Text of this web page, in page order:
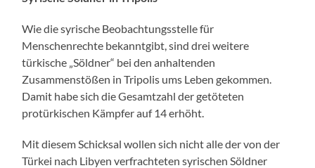
Wie die syrische Beobachtungsstelle für
Menschenrechte bekanntgibt, sind drei weitere
türkische „Söldner“ bei den anhaltenden
Zusammenstößen in Tripolis ums Leben gekommen.
Damit habe sich die Gesamtzahl der getöteten
protürkischen Kämpfer auf 14 erhöht.
Mit diesem Schicksal wollen sich nicht alle der von der
Türkei nach Libyen verfrachteten syrischen Söldner